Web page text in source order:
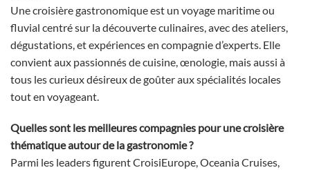
Une croisière gastronomique est un voyage maritime ou
fluvial centré sur la découverte culinaires, avec des ateliers,
dégustations, et expériences en compagnie d’experts. Elle
convient aux passionnés de cuisine, œnologie, mais aussi à
tous les curieux désireux de goûter aux spécialités locales
tout en voyageant.
Quelles sont les meilleures compagnies pour une croisière
thématique autour de la gastronomie ?
Parmi les leaders figurent CroisiEurope, Oceania Cruises,